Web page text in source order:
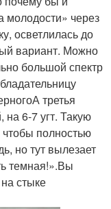
молодости» через
осветлилась до
вариант. Можно
большой спектр
третья
6-7 угт. Такую
чтобы полностью
но тут вылезает
темная!».Вы
стыке